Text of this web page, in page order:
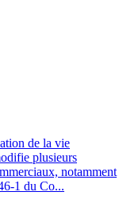
de la vie
plusieurs
notamment
1 du Co...